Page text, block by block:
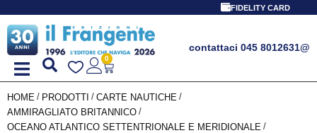
FIDELITY CARD
contattaci 045 8012631@
0
HOME / PRODOTTI / CARTE NAUTICHE /
AMMIRAGLIATO BRITANNICO /
OCEANO ATLANTICO SETTENTRIONALE E MERIDIONALE /